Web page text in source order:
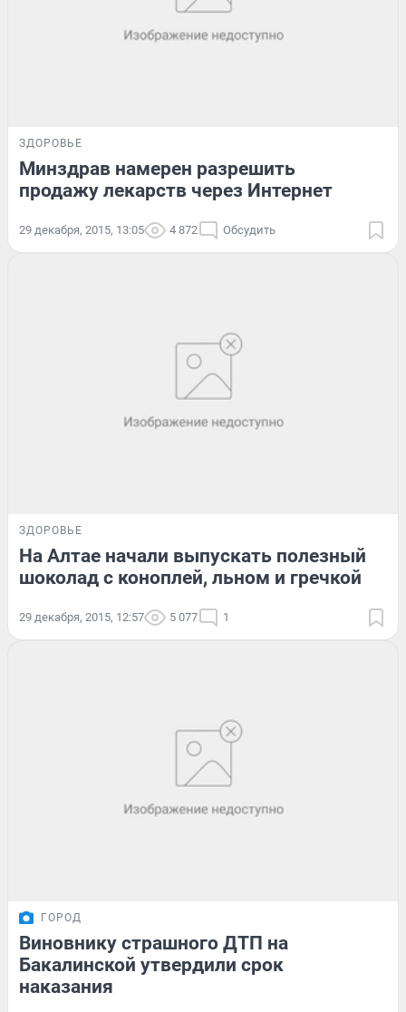
ЗДОРОВЬЕ
Минздрав намерен разрешить
продажу лекарств через Интернет
29 декабря, 2015, 13:05 4 872 Обсудить
ЗДОРОВЬЕ
На Алтае начали выпускать полезный
шоколад с коноплей, льном и гречкой
29 декабря, 2015, 12:57 5 077 1
ГОРОД
Виновнику страшного ДТП на
Бакалинской утвердили срок
наказания